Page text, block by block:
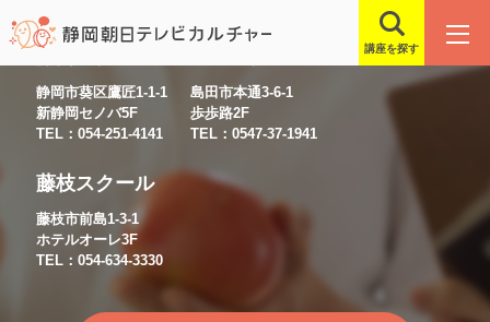
講座を探す
静岡市葵区鷹匠1-1-1
新静岡セノバ5F
TEL：054-251-4141
島田市本通3-6-1
歩歩路2F
TEL：0547-37-1941
藤枝スクール
藤枝市前島1-3-1
ホテルオーレ3F
TEL：054-634-3330